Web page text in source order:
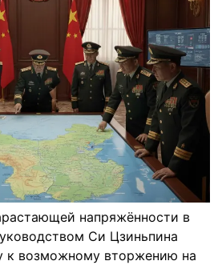
напряжённости в
Си Цзиньпина
к возможному вторжению на